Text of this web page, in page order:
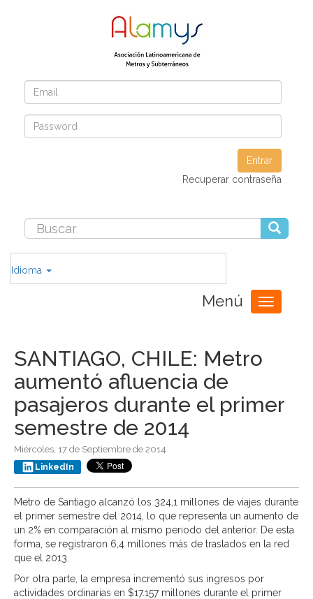
Entrar
Recuperar contraseña
Idioma
Menú
Toggle
navigation
SANTIAGO, CHILE: Metro
aumentó afluencia de
pasajeros durante el primer
semestre de 2014
Miércoles, 17 de Septiembre de 2014
LinkedIn
Metro de Santiago alcanzó los 324,1 millones de viajes durante
el primer semestre del 2014, lo que representa un aumento de
un 2% en comparación al mismo periodo del anterior. De esta
forma, se registraron 6,4 millones más de traslados en la red
que el 2013.
Por otra parte, la empresa incrementó sus ingresos por
actividades ordinarias en $17.157 millones durante el primer